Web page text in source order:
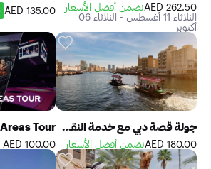
262.50 AED
نضمن أفضل الأسعار
الثلاثاء 11 أغسطس - الثلاثاء 06
أكتوبر
135.00 AED
جولة قصة دبي مع خدمة النقل المشتركة (بدون وجبة)
180.00 AED نضمن أفضل الأسعار 100.00 AED